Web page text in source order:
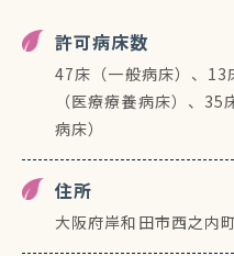
許可病床数
47床（一般病床）、13
（医療療養病床）、
病床）
住所
大阪府岸和田市西之